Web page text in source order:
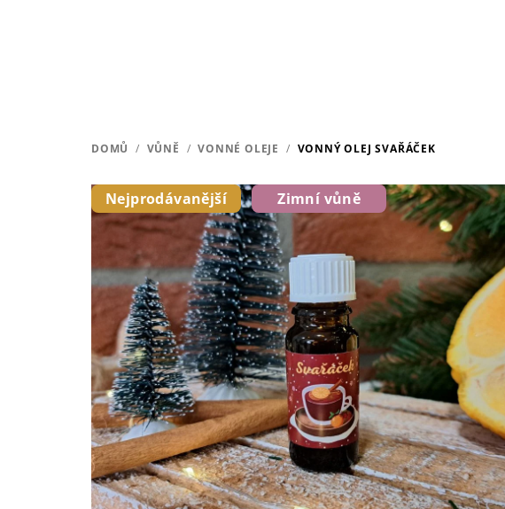
DOMŮ / VŮNĚ / VONNÉ OLEJE / VONNÝ OLEJ SVAŘÁČEK
Nejprodávanější Zimní vůně